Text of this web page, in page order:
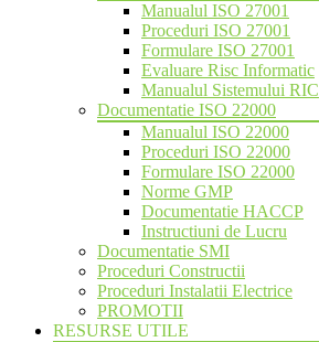
Manualul ISO 27001
Proceduri ISO 27001
Formulare ISO 27001
Evaluare Risc Informatic
Manualul Sistemului RIC
Documentatie ISO 22000
Manualul ISO 22000
Proceduri ISO 22000
Formulare ISO 22000
Norme GMP
Documentatie HACCP
Instructiuni de Lucru
Documentatie SMI
Proceduri Constructii
Proceduri Instalatii Electrice
PROMOTII
RESURSE UTILE